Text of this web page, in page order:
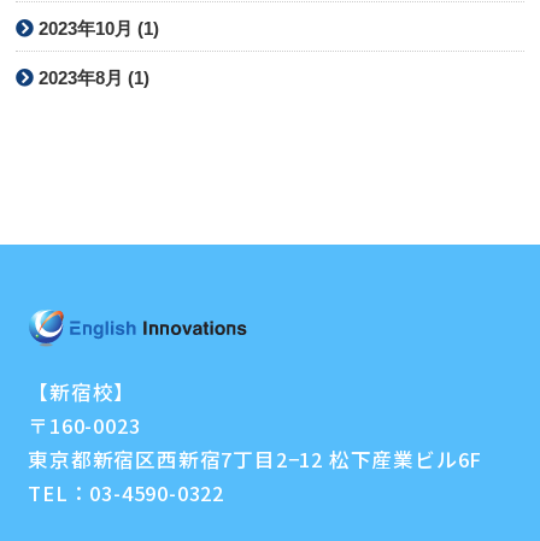
2023年10月 (1)
2023年8月 (1)
【新宿校】
〒160-0023
東京都新宿区西新宿7丁目2−12 松下産業ビル6F
TEL： 03-4590-0322